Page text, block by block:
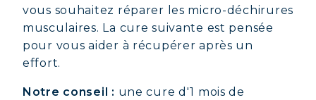
vous souhaitez réparer les micro-déchirures
musculaires. La cure suivante est pensée
pour vous aider à récupérer après un
effort.
Notre conseil : une cure d'1 mois de